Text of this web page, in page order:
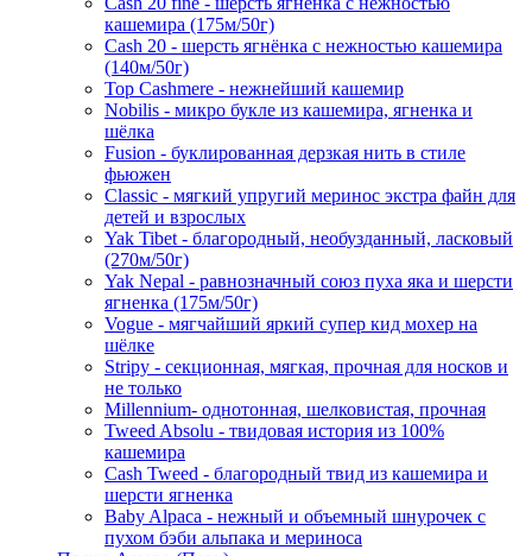
кашемира (175м/50г)
Cash 20 - шерсть ягнёнка с нежностью кашемира
(140м/50г)
Top Cashmere - нежнейший кашемир
Nobilis - микро букле из кашемира, ягненка и
шёлка
Fusion - буклированная дерзкая нить в стиле
фьюжен
Classic - мягкий упругий меринос экстра файн для
детей и взрослых
Yak Tibet - благородный, необузданный, ласковый
(270м/50г)
Yak Nepal - равнозначный союз пуха яка и шерсти
ягненка (175м/50г)
Vogue - мягчайший яркий супер кид мохер на
шёлке
Stripy - секционная, мягкая, прочная для носков и
не только
Millennium- однотонная, шелковистая, прочная
Tweed Absolu - твидовая история из 100%
кашемира
Cash Tweed - благородный твид из кашемира и
шерсти ягненка
Baby Alpaca - нежный и объемный шнурочек с
пухом бэби альпака и мериноса